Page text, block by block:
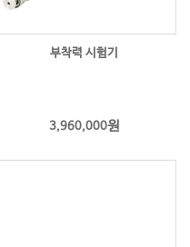
부착력 시험기
3,960,000원